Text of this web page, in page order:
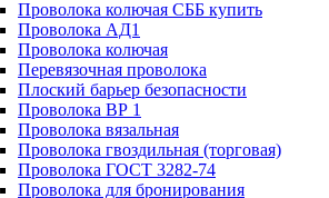
Проволока колючая СББ купить
Проволока АД1
Проволока колючая
Перевязочная проволока
Плоский барьер безопасности
Проволока ВР 1
Проволока вязальная
Проволока гвоздильная (торговая)
Проволока ГОСТ 3282-74
Проволока для бронирования